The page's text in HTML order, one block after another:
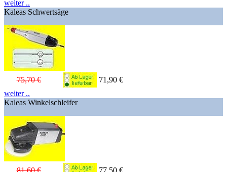
weiter ..
Kaleas Schwertsäge
75,70 €
71,90 €
weiter ..
Kaleas Winkelschleifer